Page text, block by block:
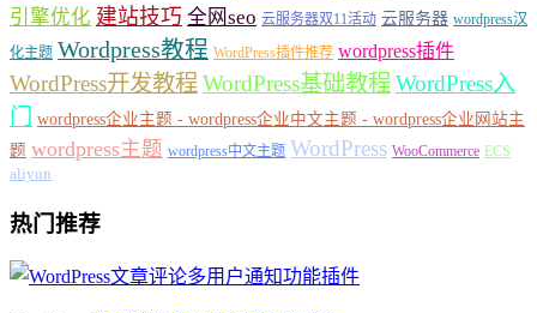
引擎优化 建站技巧 全网seo 云服务器双11活动 云服务器 wordpress汉
化主题 Wordpress教程 WordPress插件推荐 wordpress插件
WordPress开发教程WordPress基础教程WordPress入
门 wordpress企业主题 - wordpress企业中文主题 - wordpress企业网站主
题 wordpress主题 wordpress中文主题 WordPress WooCommerce ECS
aliyun
热门推荐